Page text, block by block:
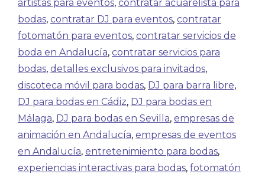
artistas para eventos, contratar acuarelista para
bodas, contratar DJ para eventos, contratar
fotomatón para eventos, contratar servicios de
boda en Andalucía, contratar servicios para
bodas, detalles exclusivos para invitados,
discoteca móvil para bodas, DJ para barra libre,
DJ para bodas en Cádiz, DJ para bodas en
Málaga, DJ para bodas en Sevilla, empresas de
animación en Andalucía, empresas de eventos
en Andalucía, entretenimiento para bodas,
experiencias interactivas para bodas, fotomatón